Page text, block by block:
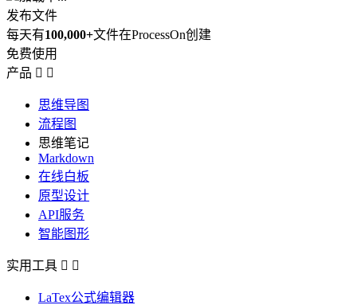
发布文件
每天有100,000+文件在ProcessOn创建
免费使用
产品  
思维导图
流程图
思维笔记
Markdown
在线白板
原型设计
API服务
智能图形
实用工具  
LaTex公式编辑器